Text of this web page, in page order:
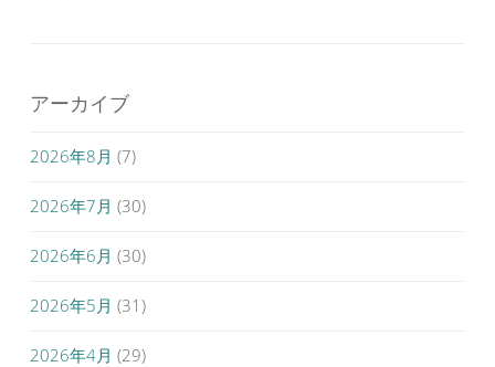
アーカイブ
2026年8月 (7)
2026年7月 (30)
2026年6月 (30)
2026年5月 (31)
2026年4月 (29)